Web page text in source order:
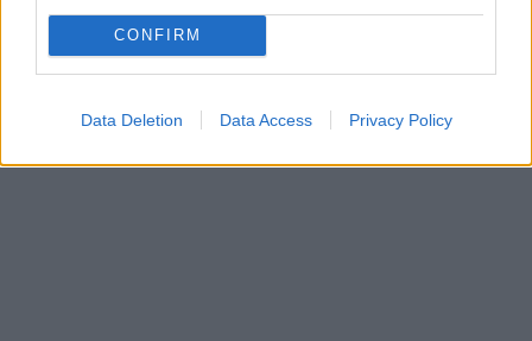
CONFIRM
Data Deletion Data Access Privacy Policy